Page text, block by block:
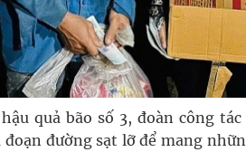
quả bão số 3, đoàn công
đường sạt lỡ để mang